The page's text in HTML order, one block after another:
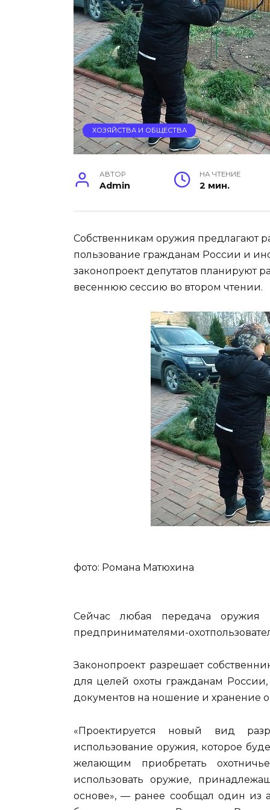
ХОЗЯЙСТВА И ОБЩЕСТВА
АВТОР
Admin
НА ЧТЕНИЕ
2 мин.
Собственникам оружия предлагают
пользование гражданам России и
законопроект депутатов планируют
весеннюю сессию во втором чтении.
фото: Романа Матюхина
Сейчас любая передача
предпринимателями-
Законопроект разрешает
для целей охоты гражданам
документов на ношение и хранение
«Проектируется новый вид
использование оружия, которое
желающим приобретать
использовать оружие,
основе», — ранее сообщал один из